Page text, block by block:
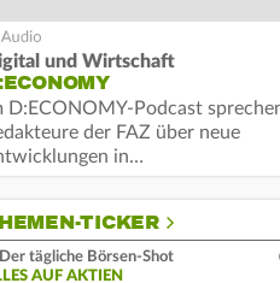
und Wirtschaft
D:ECONOMY-Podcast
der FAZ über neue
in…
TICKER
Der tägliche Börsen-Shot
AUF AKTIEN